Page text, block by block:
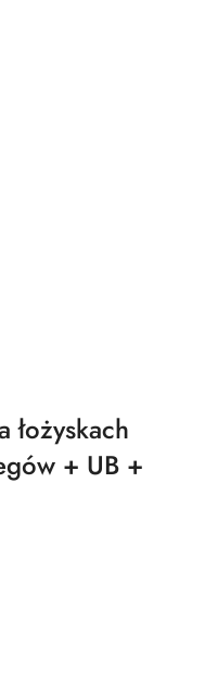
+ UB +